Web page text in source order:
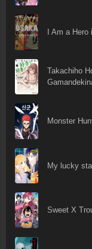
I Am a
Takachiho
Monster
My lucky
Sweet X